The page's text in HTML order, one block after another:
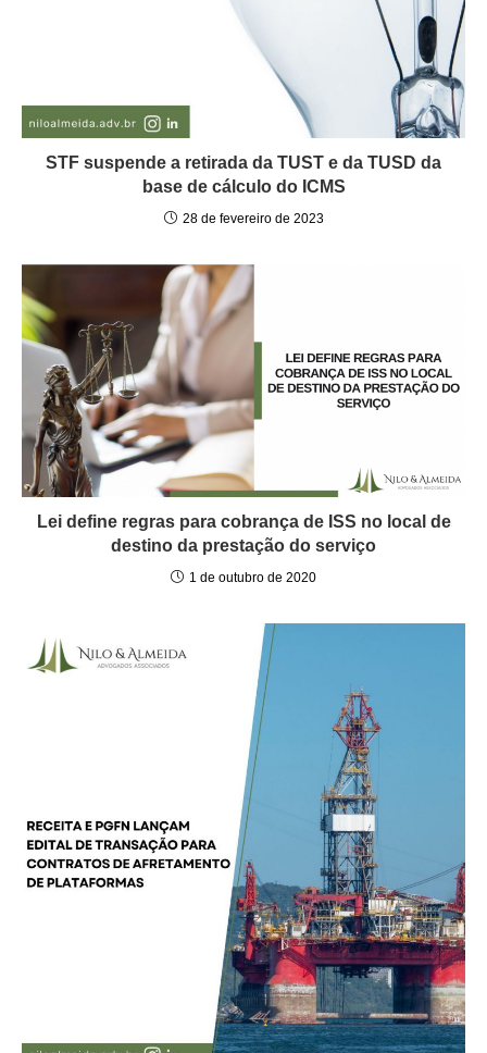
STF suspende a retirada da TUST e da TUSD da
base de cálculo do ICMS
28 de fevereiro de 2023
Lei define regras para cobrança de ISS no local de
destino da prestação do serviço
1 de outubro de 2020